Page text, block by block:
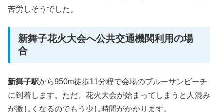
苦労しそうでした。
新舞子花火大会へ公共交通機関利用の場
合
新舞子駅から950m徒歩11分程で会場のブルーサンビーチ
に到着します。ただ、花火大会が始まってしまうと人混み
が激しくなるのでもう少し時間がかかります。